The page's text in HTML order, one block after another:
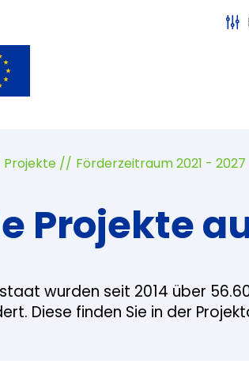
Projekte Förderzeitraum 2021 - 2027
Projekte
wurden seit 2014 über
Diese finden Sie in der